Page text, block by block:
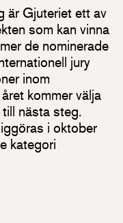
är Gjuteriet ett av
som kan vinna
de nominerade
jury
inom
kommer välja
nästa steg.
i oktober
kategori